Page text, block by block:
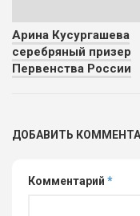
Арина Кусургашева
серебряный призер
Первенства России
ДОБАВИТЬ
Комментарий *